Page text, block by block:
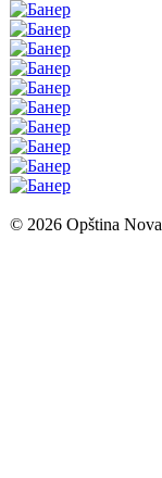
© 2026 Opština